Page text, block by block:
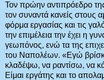
Τον πρώην αντιπρόεδρο
τον συναντά κανείς στους
φόρμα εργασίας και τις
την επιμέλεια την έχει η
γεωπόνος, ενώ τα της
του Ναπολέων. «Εγώ
κλαδέψω, να ραντίσω, να
Είμαι εργάτης και το